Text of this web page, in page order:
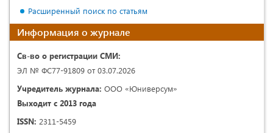
Расширенный поиск по статьям
Информация о журнале
Св-во о регистрации СМИ:
ЭЛ № ФС77-91809 от 03.07.2026
Учредитель журнала: ООО «Юниверсум»
Выходит с 2013 года
ISSN: 2311-5459